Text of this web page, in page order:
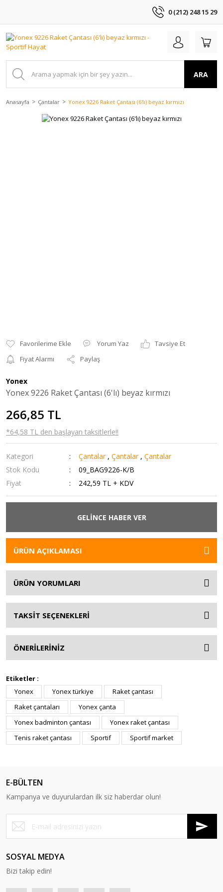
0 (212) 248 15 29
ARA
Anasayfa Çantalar Yonex 9226 Raket Çantası (6'lı) beyaz kırmızı
Yorum Yaz
Tavsiye Et
Fiyat Alarmı
Paylaş
Yonex
Yonex 9226 Raket Çantası (6'lı) beyaz kırmızı
266,85 TL
*64,58 TL den başlayan taksitlerle!!
Kategori Çantalar ,Çantalar ,Çantalar
Stok Kodu
09_BAG9226-K/B
Fiyat
242,59 TL + KDV
GELİNCE HABER VER
ÜRÜN AÇIKLAMASI
ÜRÜN YORUMLARI
TAKSİT SEÇENEKLERİ
ÖNERİLERİNİZ
Etiketler :
Yonex
Yonex türkiye
Raket çantası
Raket çantaları
Yonex çanta
Yonex badminton çantası
Yonex raket çantası
Tenis raket çantası
Sportif Sportif market
E-BÜLTEN
Kampanya ve duyurulardan ilk siz haberdar olun!
SOSYAL MEDYA
Bizi takip edin!